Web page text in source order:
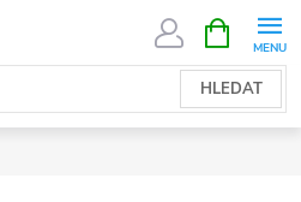
HLEDAT
NÁKUPNÍ
KOŠÍK